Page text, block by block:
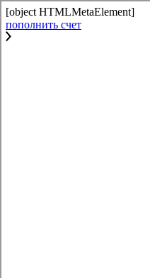
[object HTMLMetaElement]
пополнить счет